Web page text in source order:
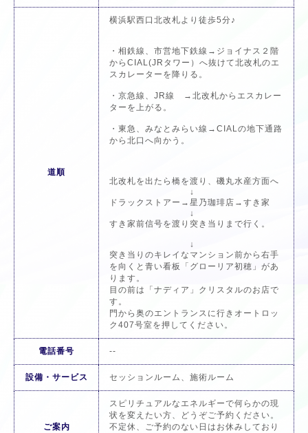
道順
横浜駅西口北改札より徒歩5分♪
・相鉄線、市営地下鉄線→ジョイナス２階
からCIAL(JRタワー）へ抜けて北改札のエ
スカレーターを降りる。
・京急線、JR線 →北改札からエスカレー
ターを上がる。
・東急、みなとみらい線→CIALの地下通路
から北口へ向かう。
北改札を出たら橋を渡り、磯丸水産方面へ
↓
ドラックストアー→星乃珈琲店→すき家
↓
すき家前信号を渡り突き当りまで行く。
↓
突き当りのキレイなマンション前から右手
を向くと青い看板「グローリア初穂」があ
ります。
目の前は「ナディア」クリスタルのお店で
す。
門から奥のエントランスに行きオートロッ
ク407号室を押してください。
電話番号 --
設備・サービス セッションルーム、施術ルーム
ご案内
スピリチュアルなエネルギーで何らかの現
状を変えたい方、どうぞご予約ください。
不定休、ご予約のない日はお休みしており